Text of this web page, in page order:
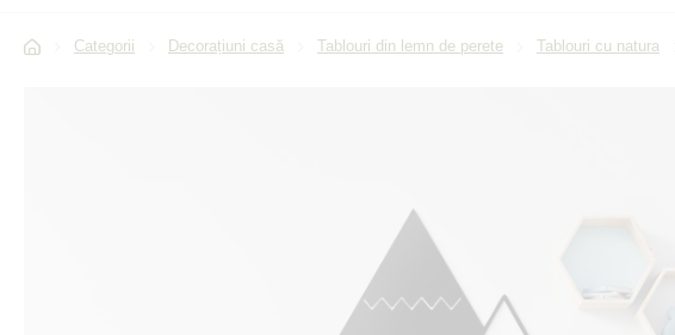
Categorii Decorațiuni casă Tablouri din lemn de perete Tablouri cu natura